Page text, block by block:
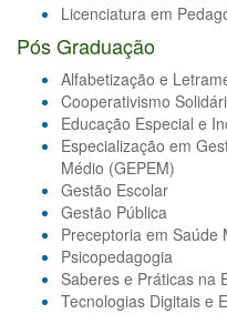
Licenciatura em
Pós Graduação
Alfabetização e
Cooperativismo
Educação Especial e
Especialização em
Médio (GEPEM)
Gestão Escolar
Gestão Pública
Preceptoria em Saúde
Psicopedagogia
Saberes e Práticas na
Tecnologias Digitais e